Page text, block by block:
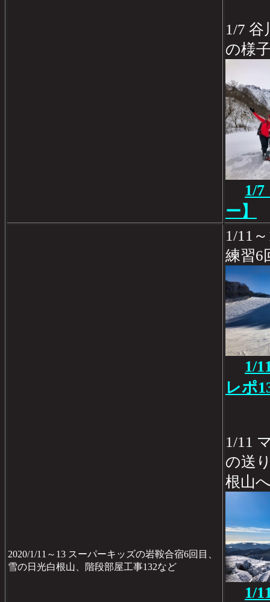
1/7
の様
1/
ー】
2020/1/11～13 スーパーキッズの岩鞍合宿6回目、
雪の日光白根山、階段部屋工事132など
1/11
練習6
1/
レポ
1/11
の送
根山
1/